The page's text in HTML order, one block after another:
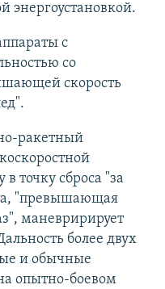
энергоустановкой.
с
со
скорость
ракетный
в точку сброса "за
"превышающая
маневририрует
более двух
и обычные
опытно-боевом